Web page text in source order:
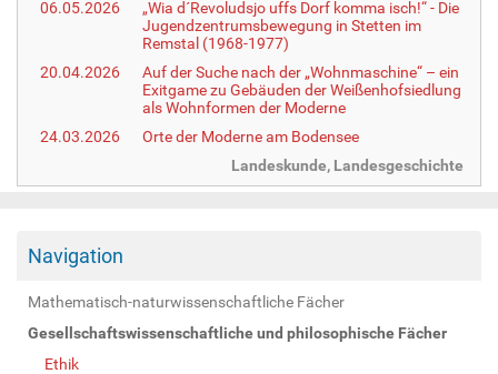
06.05.2026
„Wia d´Revoludsjo uffs Dorf komma isch!“ - Die
Jugendzentrumsbewegung in Stetten im
Remstal (1968-1977)
20.04.2026
Auf der Suche nach der „Wohnmaschine“ – ein
Exitgame zu Gebäuden der Weißenhofsiedlung
als Wohnformen der Moderne
24.03.2026
Orte der Moderne am Bodensee
Landeskunde, Landesgeschichte
Navigation
Mathematisch-naturwissenschaftliche Fächer
Gesellschaftswissenschaftliche und philosophische Fächer
Ethik